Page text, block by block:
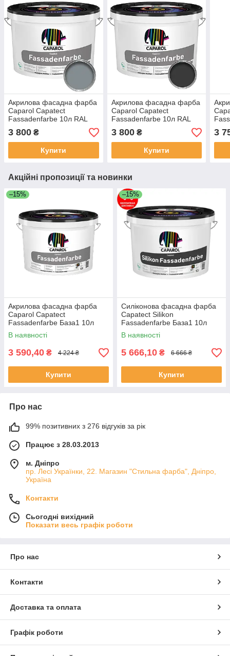
Акрилова фасадна фарба
Caparol Capatect
Fassadenfarbe 10л RAL
7046 Сіра
3 800 ₴
Купити
Акрилова фасадна фарба
Caparol Capatect
Fassadenfarbe 10л RAL
7024 Графіт
3 800₴
Купити
3
Акційні пропозиції та новинки
–15%
Акрилова фасадна фарба
Caparol Capatect
Fassadenfarbe База1 10л
В наявності
3 590,40 ₴ 4 224 ₴
Купити
–15%
Силіконова фасадна фарба
Capatect Silikon
Fassadenfarbe База1 10л
В наявності
5 666,10 ₴ 6 666 ₴
Купити
Про нас
99% позитивних з 276 відгуків за рік
Працює з 28.03.2013
м. Дніпро
пр. Лесі Українки, 22. Магазин "Стильна фарба", Дніпро,
Україна
Контакти
Сьогодні вихідний
Показати весь графік роботи
Про нас
Контакти
Доставка та оплата
Графік роботи